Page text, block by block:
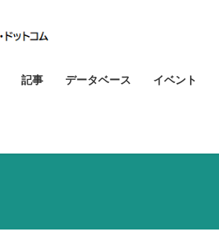
記事 データベース イベント